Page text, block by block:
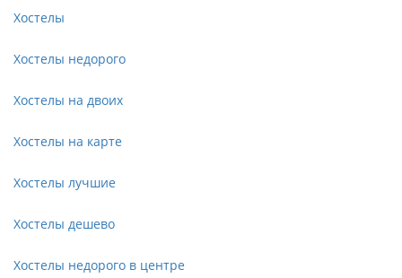
Хостелы
Хостелы недорого
Хостелы на двоих
Хостелы на карте
Хостелы лучшие
Хостелы дешево
Хостелы недорого в центре